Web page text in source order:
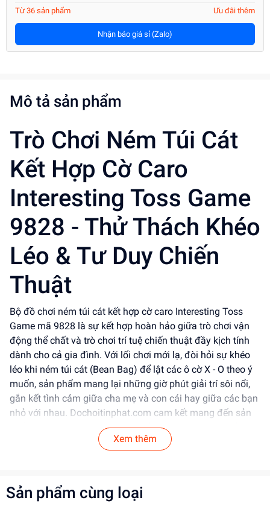
Từ 36 sản phẩm
Ưu đãi thêm
Nhận báo giá sỉ (Zalo)
Mô tả sản phẩm
Trò Chơi Ném Túi Cát
Kết Hợp Cờ Caro
Interesting Toss Game
9828 - Thử Thách Khéo
Léo & Tư Duy Chiến
Thuật
Bộ đồ chơi ném túi cát kết hợp cờ caro Interesting Toss
Game mã 9828 là sự kết hợp hoàn hảo giữa trò chơi vận
động thể chất và trò chơi trí tuệ chiến thuật đầy kịch tính
dành cho cả gia đình. Với lối chơi mới lạ, đòi hỏi sự khéo
léo khi ném túi cát (Bean Bag) để lật các ô cờ X - O theo ý
muốn, sản phẩm mang lại những giờ phút giải trí sôi nổi,
gắn kết tình cảm giữa cha mẹ và con cái hay giữa các bạn
nhỏ với nhau. Dochoitinphat.com cam kết mang đến sản
phẩm an toàn, chất lượng cao cấp cùng mức giá sỉ tốt
nhất thị trường cho các đại lý và khách buôn.
Thiết kế & Kiểu dáng:Khung bàn cờ caro 3x3 thiết
kế dạng cầu bập bấp/lật xoay chắc chắn với màu
Xem thêm
Sản phẩm cùng loại